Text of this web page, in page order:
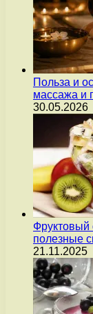
Польза и
массажа и
30.05.2026
Фруктовый
полезные
21.11.2025